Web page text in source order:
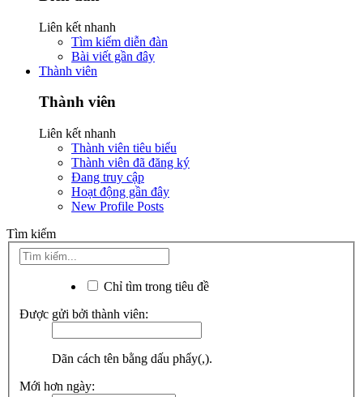
Liên kết nhanh
Tìm kiếm diễn đàn
Bài viết gần đây
Thành viên
Thành viên
Liên kết nhanh
Thành viên tiêu biểu
Thành viên đã đăng ký
Đang truy cập
Hoạt động gần đây
New Profile Posts
Tìm kiếm
Chỉ tìm trong tiêu đề
Được gửi bởi thành viên:
Dãn cách tên bằng dấu phẩy(,).
Mới hơn ngày: